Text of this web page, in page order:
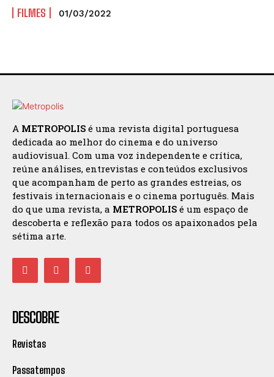
FILMES 01/03/2022
A METROPOLIS é uma revista digital portuguesa
dedicada ao melhor do cinema e do universo
audiovisual. Com uma voz independente e crítica,
reúne análises, entrevistas e conteúdos exclusivos
que acompanham de perto as grandes estreias, os
festivais internacionais e o cinema português. Mais
do que uma revista, a METROPOLIS é um espaço de
descoberta e reflexão para todos os apaixonados pela
sétima arte.
DESCOBRE
Revistas
Passatempos